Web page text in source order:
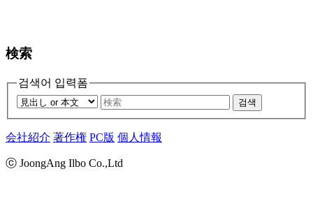
検索
검색어 입력폼
검색
会社紹介 著作権 PC版 個人情報
ⓒ JoongAng Ilbo Co.,Ltd